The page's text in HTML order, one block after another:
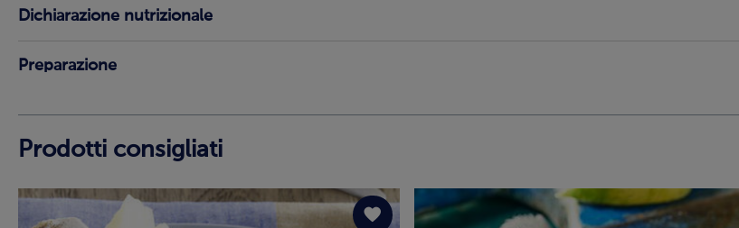
Dichiarazione nutrizionale
Preparazione
Prodotti consigliati